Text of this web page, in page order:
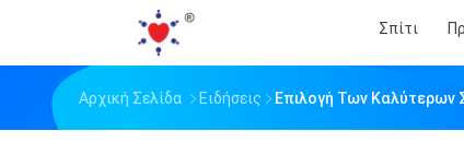
Σπίτι
Αρχική Σελίδα Ειδήσεις Επιλογή Των